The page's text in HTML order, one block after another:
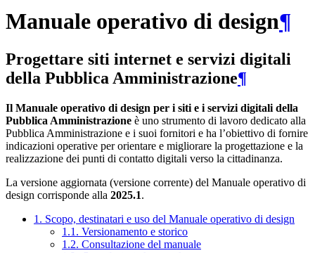
Manuale operativo di design¶
Progettare siti internet e servizi digitali
della Pubblica Amministrazione¶
Il Manuale operativo di design per i siti e i servizi digitali della
Pubblica Amministrazione è uno strumento di lavoro dedicato alla
Pubblica Amministrazione e i suoi fornitori e ha l’obiettivo di fornire
indicazioni operative per orientare e migliorare la progettazione e la
realizzazione dei punti di contatto digitali verso la cittadinanza.
La versione aggiornata (versione corrente) del Manuale operativo di
design corrisponde alla 2025.1.
1. Scopo, destinatari e uso del Manuale operativo di design
1.1. Versionamento e storico
1.2. Consultazione del manuale